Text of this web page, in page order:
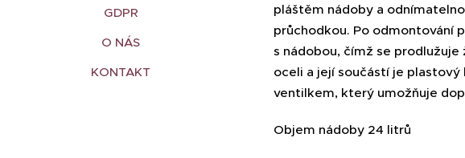
GDPR
O NÁS
KONTAKT
pláštěm nádoby a
průchodkou. Po odmontování
s nádobou, čímž se
oceli a její součástí je
ventilkem, který umožňuje
Objem nádoby 24 litrů